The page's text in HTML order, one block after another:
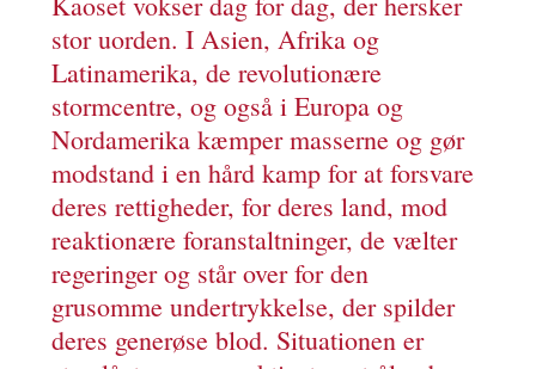
stor uorden. I Asien, Afrika og
Latinamerika, de revolutionære
stormcentre, og også i Europa og
Nordamerika kæmper masserne og gør
modstand i en hård kamp for at forsvare
deres rettigheder, for deres land, mod
reaktionære foranstaltninger, de vælter
regeringer og står over for den
grusomme undertrykkelse, der spilder
deres generøse blod. Situationen er